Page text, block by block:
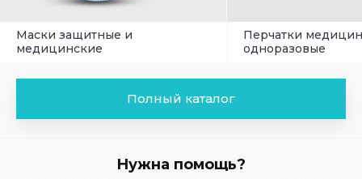
Маски защитные и
медицинские
Перчатки
одноразовые
Полный каталог
Нужна помощь?